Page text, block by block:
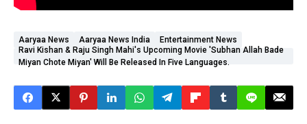
Aaryaa News Aaryaa News India
Entertainment News
Ravi Kishan & Raju Singh Mahi's Upcoming Movie 'Subhan Allah Bade
Miyan Chote Miyan' Will Be Released In Five Languages.